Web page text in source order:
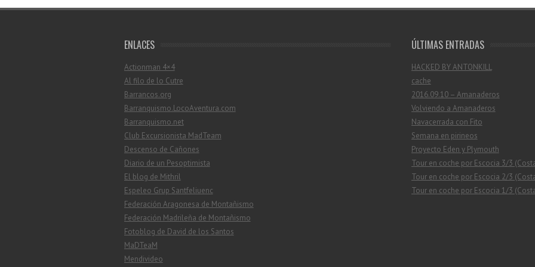
ENLACES
Actionman 4×4
Al filo de lo Cutre
Barrancos.org
Barranquismo.LocoAventura.com
Barranquismo.net
Club Excursionista MadTeam
Descenso de Cañones
Diario de un Pesoptimista
El blog de Mithril
Espeleo Grup Santfeliuenc
Federación Aragonesa de Montañismo
Federación Madrileña de Montañismo
Fotoblog de David de los Santos
MaDTeaM
Mendivideo
ÚLTIMAS ENTRADAS
HACKED BY ANTONKILL
cache
2016.09.10 – Amanaderos
Volviendo a Amanaderos
Navacerrada con Fito
Semana en pirineos
Proyecto Eden y Plymouth
Tour en coche por Escocia 3/3
Tour en coche por Escocia 2/3
Tour en coche por Escocia 1/3